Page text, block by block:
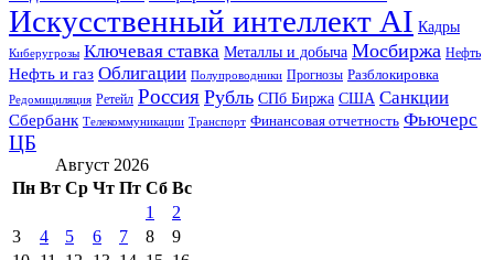
Искусственный интеллект AI Кадры
Киберугрозы Ключевая ставка Металлы и добыча Мосбиржа Нефть
Нефть и газ Облигации Полупроводники Прогнозы Разблокировка
Редомициляция Ретейл Россия Рубль СПб Биржа США Санкции
Сбербанк Телекоммуникации Транспорт Финансовая отчетность Фьючерс
ЦБ
Август 2026
Пн Вт Ср Чт Пт Сб Вс
1
2
3
4 5 6 7 8
9